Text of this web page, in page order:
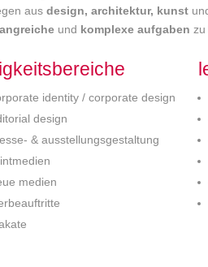
aus design, architektur, kunst
und komplexe aufgaben zu
identity / corporate design
design
& ausstellungsgestaltung
medien